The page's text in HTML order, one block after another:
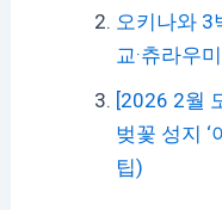
오키나와 3
교·츄라우
[2026 2월
벚꽃 성지 ‘
팁)